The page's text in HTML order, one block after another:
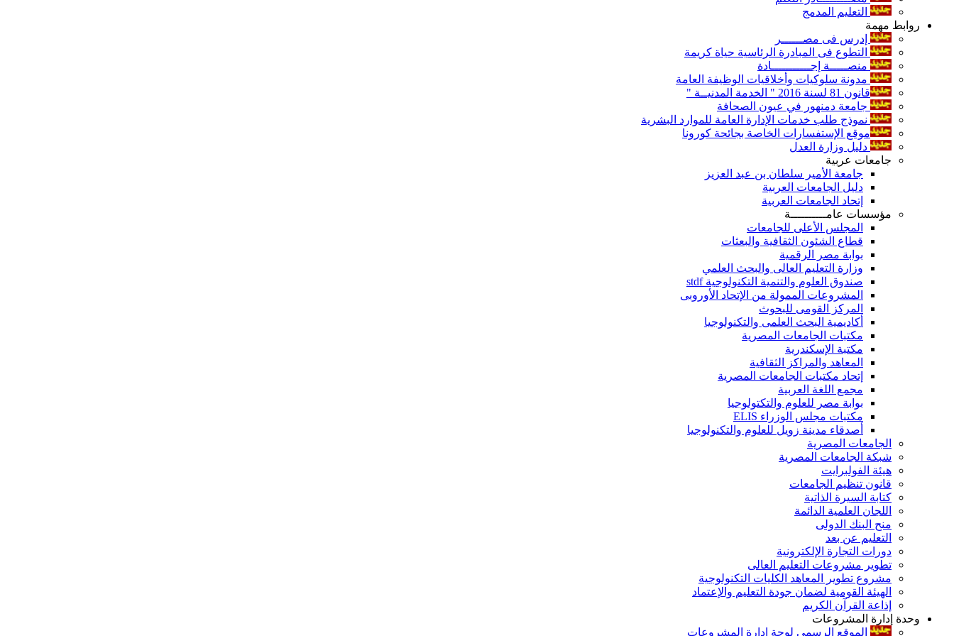
التعليم المدمج
روابط مهمة
إدرس فى مصــــــر
التطوع فى المبادرة الرئاسية حياة كريمة
منصـــــة إجـــــــــــادة
مدونة سلوكيات وأخلاقيات الوظيفة العامة
قانون 81 لسنة 2016 " الخدمة المدنيــة "
جامعة دمنهور في عيون الصحافة
نموذج طلب خدمات الإدارة العامة للموارد البشرية
موقع الإستفسارات الخاصة بجائحة كورونا
دليل وزارة العدل
جامعات عربية
جامعة الأمير سلطان بن عبد العزيز
دليل الجامعات العربية
إتحاد الجامعات العربية
مؤسسات عامــــــــــة
المجلس الأعلى للجامعات
قطاع الشئون الثقافية والبعثات
بوابة مصر الرقمية
وزارة التعليم العالى والبحث العلمي
صندوق العلوم والتنمية التكنولوجية stdf
المشروعات الممولة من الإتحاد الأوروبى
المركز القومى للبحوث
أكاديمية البحث العلمى والتكنولوجيا
مكتبات الجامعات المصرية
مكتبة الإسكندرية
المعاهد والمراكز الثقافية
إتحاد مكتبات الجامعات المصرية
مجمع اللغة العربية
بوابة مصر للعلوم والتكتولوجيا
مكتبات مجلس الوزراء ELIS
أصدقاء مدينة زويل للعلوم والتكنولوجيا
الجامعات المصرية
شبكة الجامعات المصرية
هيئة الفولبرايت
قانون تنظيم الجامعات
كتابة السيرة الذاتية
اللجان العلمية الدائمة
منح البنك الدولى
التعليم عن بعد
دورات التجارة الإلكترونية
تطوير مشروعات التعليم العالى
مشروع تطوير المعاهد الكليات التكنولوجية
الهيئة القومية لضمان جودة التعليم والإعتماد
إذاعة القرآن الكريم
وحدة إدارة المشروعات
الموقع الرسمى لوحة إدارة المشروعات